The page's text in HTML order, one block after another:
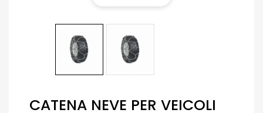
CATENA NEVE PER VEICOLI